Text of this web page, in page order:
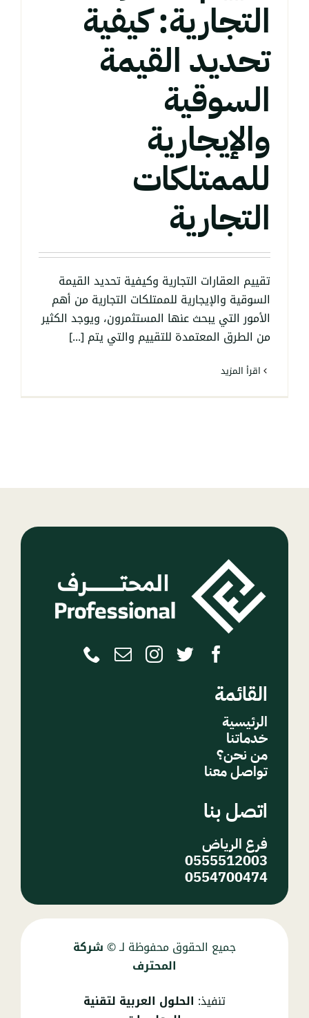
التجارية: كيفية
تحديد القيمة
السوقية
والإيجارية
للممتلكات
التجارية
تقييم العقارات التجارية وكيفية تحديد القيمة
السوقية والإيجارية للممتلكات التجارية من أهم
الأمور التي يبحث عنها المستثمرون، ويوجد الكثير
من الطرق المعتمدة للتقييم والتي يتم [...]
القائمة
الرئيسية
خدماتنا
من نحن؟
تواصل معنا
اتصل بنا
فرع الرياض
0555512003
0554700474
جميع الحقوق محفوظة لـ ©شركة
المحترف
تنفيذ: الحلول العربية لتقنية